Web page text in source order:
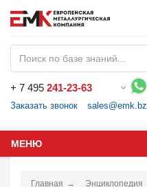
+ 7 495 241-23-63
Заказать звонок sales@emk.bz
МЕНЮ
Главная
Энциклопедия